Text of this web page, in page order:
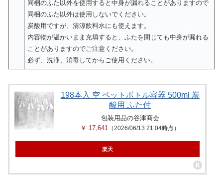
同梱のふた以外を使用すると中身が漏れることがありますので
同梱のふた以外は使用しないでください。
炭酸用ですが、清涼飲料水にも使えます。
内容物が温かいまま充填すると、ふたを閉じても中身が漏れる
ことがありますのでご注意ください。
必ず、洗浄、消毒してからご使用ください。
198本入 空 ペットボトル容器 500ml 炭
酸用 ふた付
包装用品の谷津商会
￥ 17,641
（2026/06/13 21:04時点）
楽天